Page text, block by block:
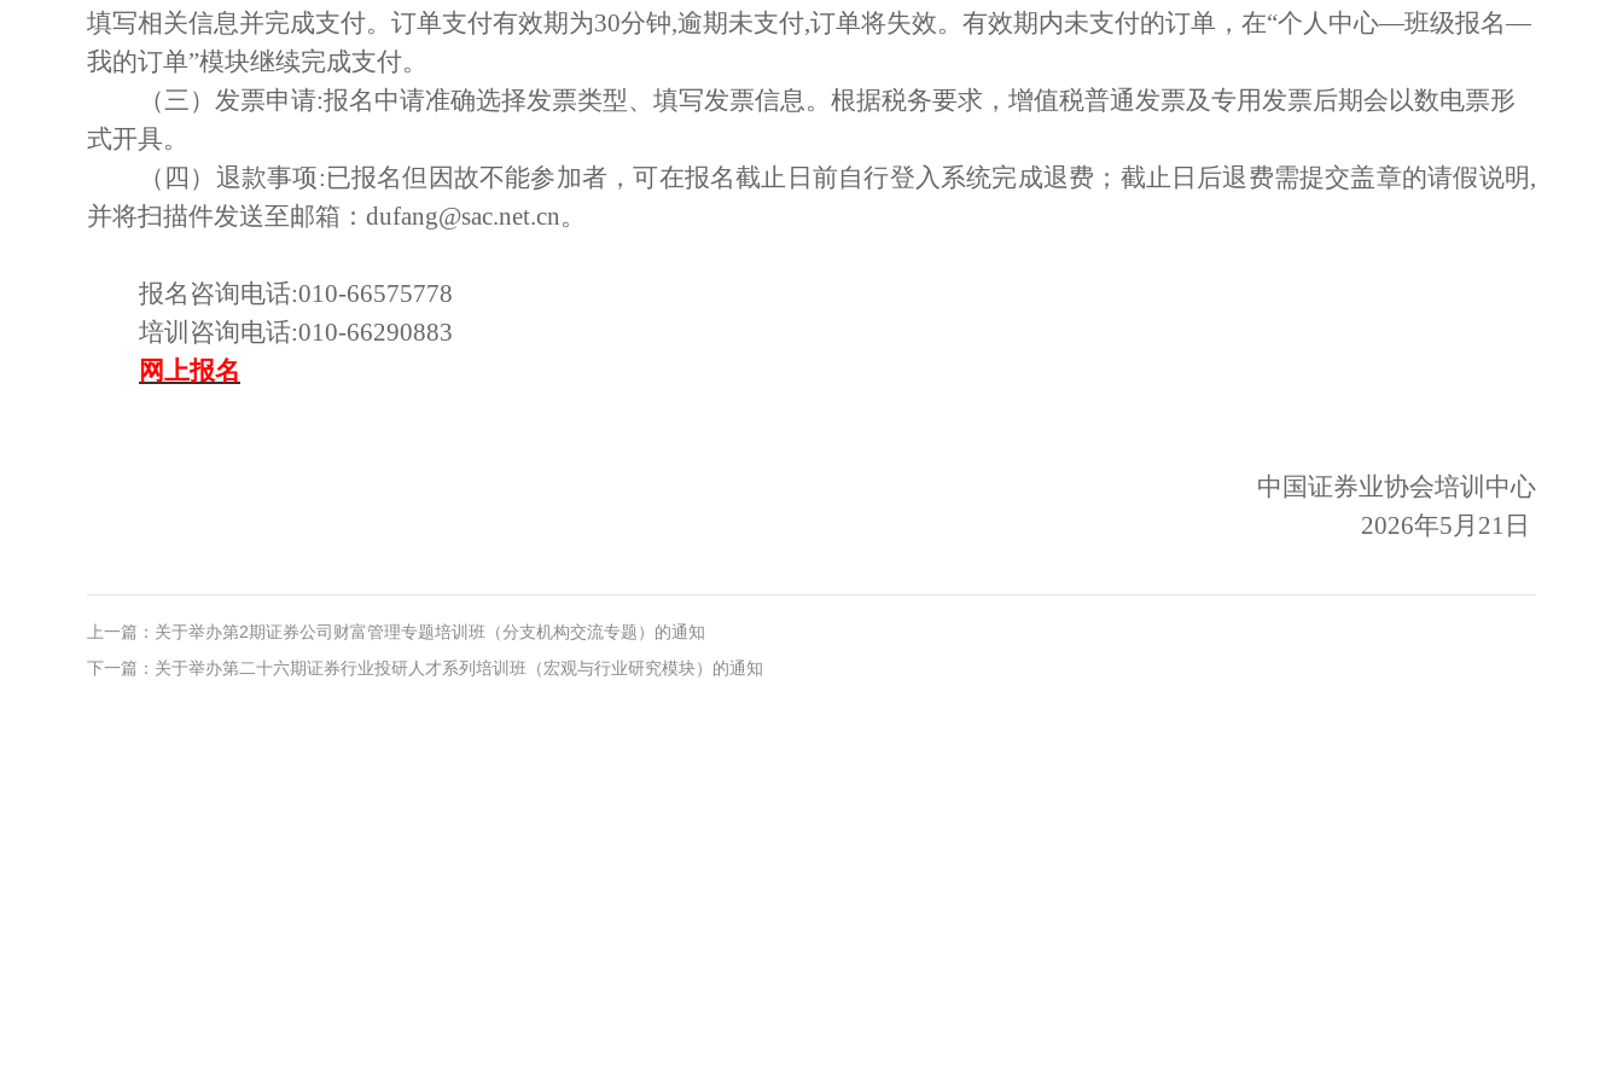
填写相关信息并完成支付。订单支付有效期为30分钟,逾期未支付,订单将失效。有效期内未支付的订单，在“个人中心—班级报名—
我的订单”模块继续完成支付。
（三）发票申请:报名中请准确选择发票类型、填写发票信息。根据税务要求，增值税普通发票及专用发票后期会以数电票形
式开具。
（四）退款事项:已报名但因故不能参加者 ，可在报名截止日前自行登入系统完成退费；截止日后退费需提交盖章的请假说明,
并将扫描件发送至邮箱： dufang@sac.net.cn。
报名咨询电话:010-66575778
培训咨询电话:010-66290883
网上报名
中国证券业协会培训中心
2026年5月 21 日
上一篇： 关于举办第2期证券公司财富管理专题培训班（分支机构交流专题）的通知
下一篇： 关于举办第二十六期证券行业投研人才系列培训班（宏观与行业研究模块）的通知